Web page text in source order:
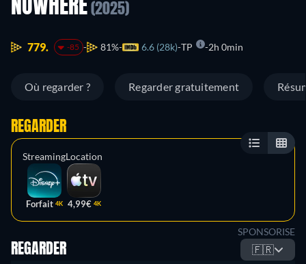
NOWHERE (2025)
779. -85 81% 6.6 (28k) TP 2h 0min
Où regarder ? Regarder gratuitement
REGARDER
Streaming
Forfait 4K
Location
4,99€ 4K
SPONSORISE
REGARDER 🇫🇷